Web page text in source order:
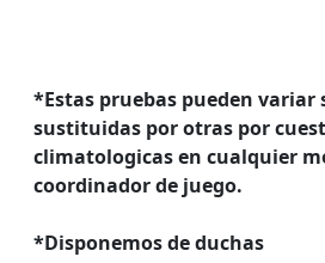
*Estas pruebas pueden variar
sustituidas por otras por
climatologicas en cualquier
coordinador de juego.
*Disponemos de duchas